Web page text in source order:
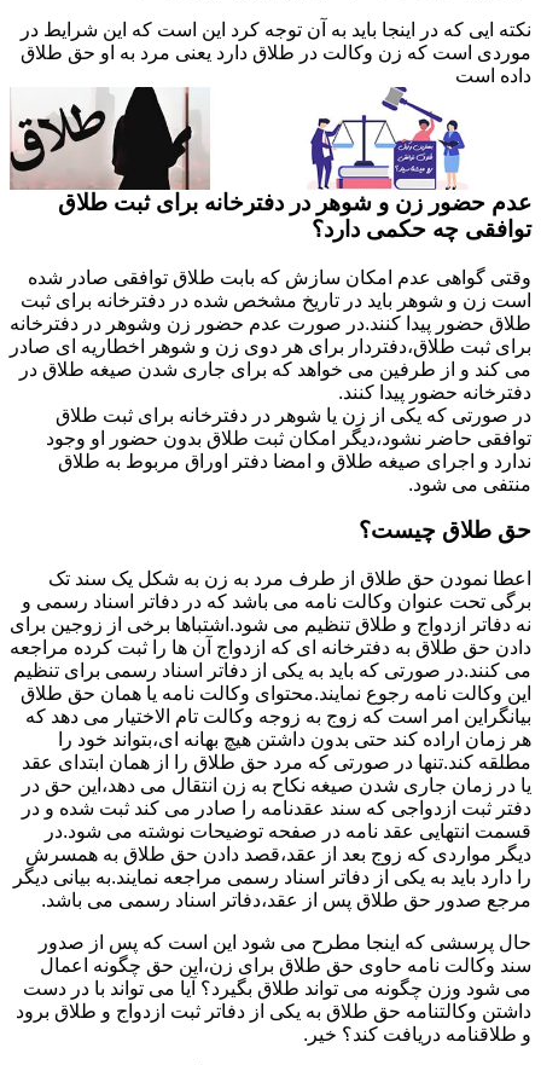
نکته ایی که در اینجا باید به آن توجه کرد این است که این شرایط در
موردی است که زن وکالت در طلاق دارد یعنی مرد به او حق طلاق
داده است
عدم حضور زن و شوهر در دفترخانه برای ثبت طلاق
توافقی چه حکمی دارد؟
وقتی گواهی عدم امکان سازش که بابت طلاق توافقی صادر شده
است زن و شوهر باید در تاریخ مشخص شده در دفترخانه برای ثبت
طلاق حضور پیدا کنند.در صورت عدم حضور زن وشوهر در دفترخانه
برای ثبت طلاق،دفتردار برای هر دوی زن و شوهر اخطاریه ای صادر
می کند و از طرفین می خواهد که برای جاری شدن صیغه طلاق در
دفترخانه حضور پیدا کنند.
در صورتی که یکی از زن یا شوهر در دفترخانه برای ثبت طلاق
توافقی حاضر نشود،دیگر امکان ثبت طلاق بدون حضور او وجود
ندارد و اجرای صیغه طلاق و امضا دفتر اوراق مربوط به طلاق
منتفی می شود.
حق طلاق چیست؟
اعطا نمودن حق طلاق از طرف مرد به زن به شکل یک سند تک
برگی تحت عنوان وکالت نامه می باشد که در دفاتر اسناد رسمی و
نه دفاتر ازدواج و طلاق تنظیم می شود.اشتباها برخی از زوجین برای
دادن حق طلاق به دفترخانه ای که ازدواج آن ها را ثبت کرده مراجعه
می کنند.در صورتی که باید به یکی از دفاتر اسناد رسمی برای تنظیم
این وکالت نامه رجوع نمایند.محتوای وکالت نامه یا همان حق طلاق
بیانگراین امر است که زوج به زوجه وکالت تام الاختیار می دهد که
هر زمان اراده کند حتی بدون داشتن هیچ بهانه ای،بتواند خود را
مطلقه کند.تنها در صورتی که مرد حق طلاق را از همان ابتدای عقد
یا در زمان جاری شدن صیغه نکاح به زن انتقال می دهد،این حق در
دفتر ثبت ازدواجی که سند عقدنامه را صادر می کند ثبت شده و در
قسمت انتهایی عقد نامه در صفحه توضیحات نوشته می شود.در
دیگر مواردی که زوج بعد از عقد،قصد دادن حق طلاق به همسرش
را دارد باید به یکی از دفاتر اسناد رسمی مراجعه نمایند.به بیانی دیگر
مرجع صدور حق طلاق پس از عقد،دفاتر اسناد رسمی می باشد.
حال پرسشی که اینجا مطرح می شود این است که پس از صدور
سند وکالت نامه حاوی حق طلاق برای زن،این حق چگونه اعمال
می شود وزن چگونه می تواند طلاق بگیرد؟ آیا می تواند با در دست
داشتن وکالتنامه حق طلاق به یکی از دفاتر ثبت ازدواج و طلاق برود
و طلاقنامه دریافت کند؟ خیر.